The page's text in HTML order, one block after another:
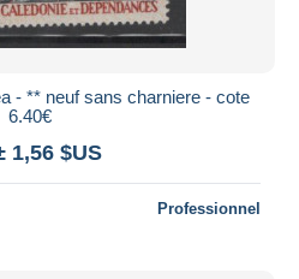
- ** neuf sans charniere - cote
6.40€
1,56 $US
Professionnel